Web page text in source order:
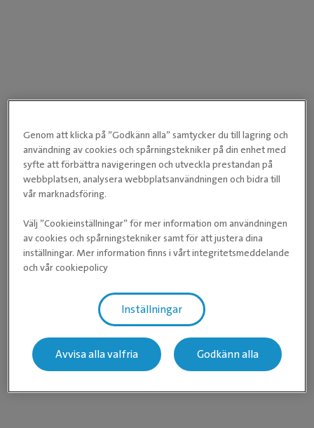
Genom att klicka på ”Godkänn alla” samtycker du till lagring och
användning av cookies och spårningstekniker på din enhet med
syfte att förbättra navigeringen och utveckla prestandan på
webbplatsen, analysera webbplatsanvändningen och bidra till
vår marknadsföring.
Välj ”Cookieinställningar” för mer information om användningen
av cookies och spårningstekniker samt för att justera dina
inställningar. Mer information finns i vårt integritetsmeddelande
och vår cookiepolicy
Inställningar
Avvisa alla valfria Godkänn alla